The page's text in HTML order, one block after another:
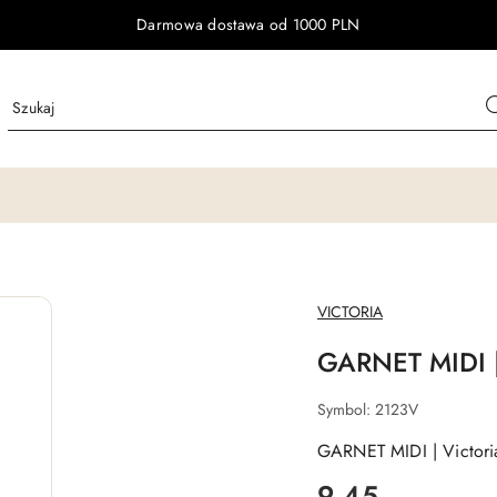
Darmowa dostawa od 1000 PLN
NAZWA
PRODUCENTA:
VICTORIA
GARNET
Symbol: 2123V
GARNET MIDI |